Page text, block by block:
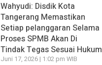
Wahyudi: Disdik Kota
Tangerang Memastikan
Setiap pelanggaran Selama
Proses SPMB Akan Di
Tindak Tegas Sesuai Hukum
Juni 17, 2026 | 1:02 pm WIB